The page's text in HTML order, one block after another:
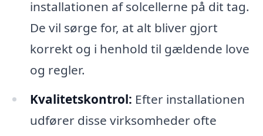
installationen af solcellerne på dit tag.
De vil sørge for, at alt bliver gjort
korrekt og i henhold til gældende love
og regler.
Kvalitetskontrol: Efter installationen
udfører disse virksomheder ofte